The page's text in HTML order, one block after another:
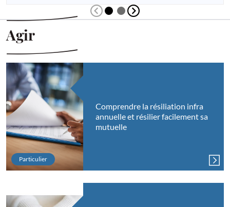
Diapositive précédente
Diapositive suivante
Agir
Particulier
Comprendre la résiliation infra
annuelle et résilier facilement sa
mutuelle